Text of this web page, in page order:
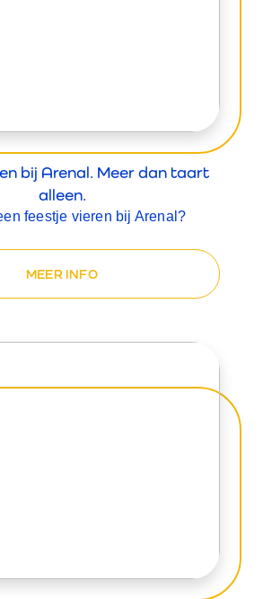
bij Arenal. Meer dan taart
alleen.
feestje vieren bij Arenal?
MEER INFO